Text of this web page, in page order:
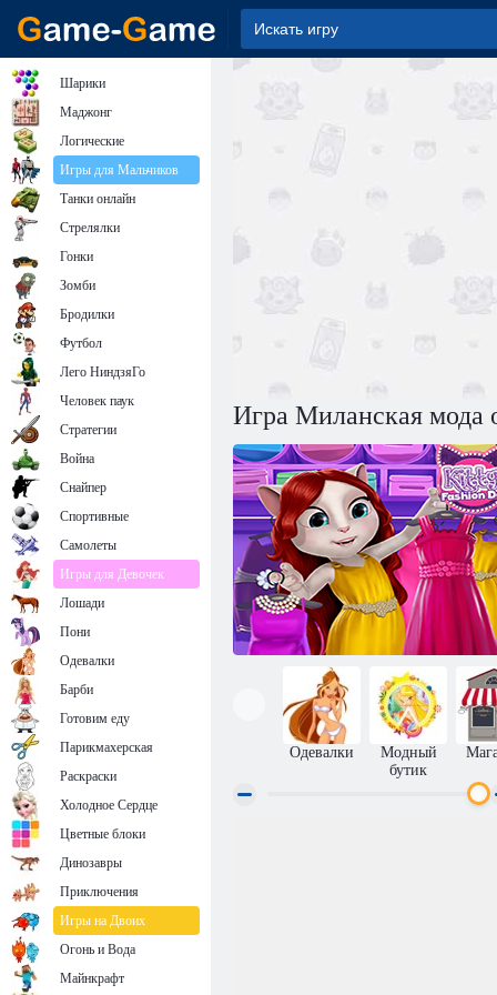
Игра Миланская мода
Одевалки
Модный
бутик
Шарики
Маджонг
Логические
Игры для Мальчиков
Танки онлайн
Стрелялки
Гонки
Зомби
Бродилки
Футбол
Лего НиндзяГо
Человек паук
Стратегии
Война
Снайпер
Спортивные
Самолеты
Игры для Девочек
Лошади
Пони
Одевалки
Барби
Готовим еду
Парикмахерская
Раскраски
Холодное Сердце
Цветные блоки
Динозавры
Приключения
Игры на Двоих
Огонь и Вода
Майнкрафт